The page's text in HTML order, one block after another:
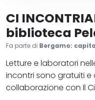
CI
biblioteca
Fa parte di Bergamo:
Letture e laboratori
incontri sono gratuiti e
collaborazione con Il